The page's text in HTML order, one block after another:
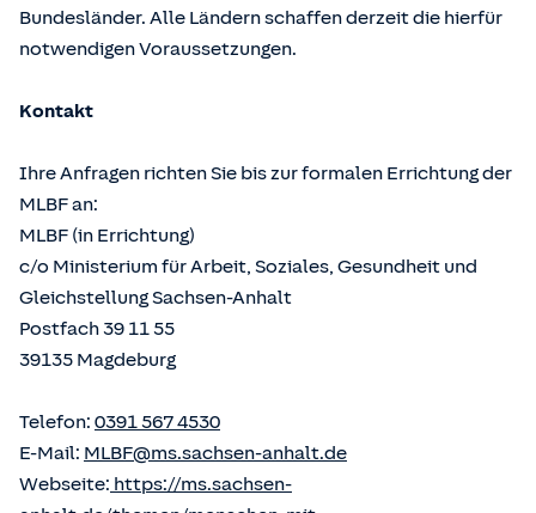
Bundesländer. Alle Ländern schaffen derzeit die hierfür
notwendigen Voraussetzungen.
Kontakt
Ihre Anfragen richten Sie bis zur formalen Errichtung der
MLBF an:
MLBF (in Errichtung)
c/o Ministerium für Arbeit, Soziales, Gesundheit und
Gleichstellung Sachsen-Anhalt
Postfach 39 11 55
39135 Magdeburg
Telefon: 0391 567 4530
E-Mail: MLBF@ms.sachsen-anhalt.de
Webseite: https://ms.sachsen-